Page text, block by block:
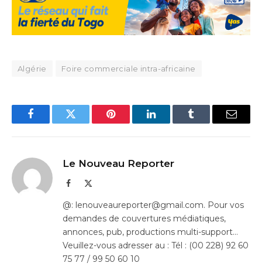
Algérie Foire commerciale intra-africaine
FacebookTwitter Pinterest LinkedInTumblr Email
Le Nouveau Reporter
Facebook
@: lenouveaureporter@gmail.com. Pour vos
demandes de couvertures médiatiques,
annonces, pub, productions multi-support…
Veuillez-vous adresser au : Tél : (00 228) 92 60
75 77 / 99 50 60 10